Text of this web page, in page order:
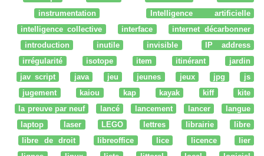
instrumentation
Intelligence artificielle
intelligence collective
interface
internet décarbonner
introduction
inutile invisible
IP address
irrégularité
isotope item itinérant
jardin
jav script
java jeu jeunes jeux jpg
js
jugement
kaiou kap kayak kiff
kite
la preuve par neuf
lancé lancement lancer
langue
laptop
laser LEGO lettres librairie
libre
libre de droit
libreoffice lice licence
lier